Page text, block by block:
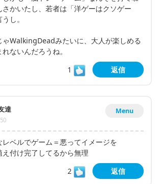
さかいたし、若者は「洋ゲーはクソゲー
し。
ゃWalkingDeadみたいに、大人が楽しめる
ないんだろうね。
1
返信
Menu
達
レベルでゲーム＝悪ってイメージを
付け完了してるから無理
2
返信